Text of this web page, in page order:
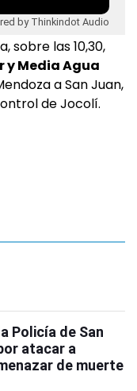
by Thinkindot Audio
sobre las 10,30,
y Media Agua
a San Juan,
de Jocolí.
Policía de San
atacar a
de muerte